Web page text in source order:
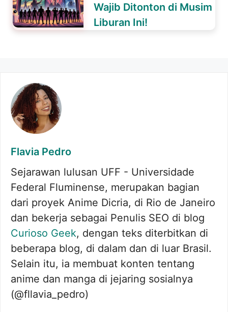
Wajib Ditonton di Musim
Liburan Ini!
Flavia Pedro
Sejarawan lulusan UFF - Universidade
Federal Fluminense, merupakan bagian
dari proyek Anime Dicria, di Rio de Janeiro
dan bekerja sebagai Penulis SEO di blog
Curioso Geek, dengan teks diterbitkan di
beberapa blog, di dalam dan di luar Brasil.
Selain itu, ia membuat konten tentang
anime dan manga di jejaring sosialnya
(@fllavia_pedro)